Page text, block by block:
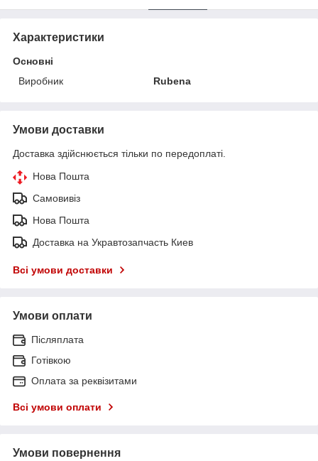
Характеристики
Основні
Виробник
Rubena
Умови доставки
Доставка здійснюється тільки по передоплаті.
Нова Пошта
Самовивіз
Нова Пошта
Доставка на Укравтозапчасть Киев
Всі умови доставки
Умови оплати
Післяплата
Готівкою
Оплата за реквізитами
Всі умови оплати
Умови повернення